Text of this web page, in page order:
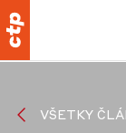
VŠETKY